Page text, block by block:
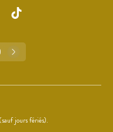
jours fériés).